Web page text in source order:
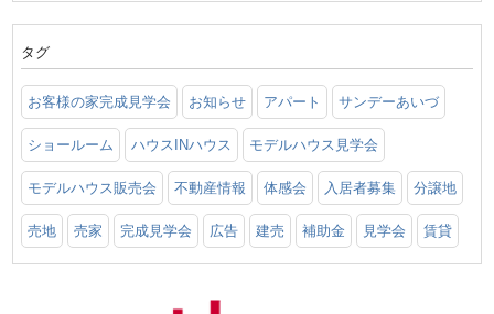
タグ
お客様の家完成見学会 お知らせ アパート サンデーあいづ
ショールーム ハウスINハウス モデルハウス見学会
モデルハウス販売会 不動産情報 体感会 入居者募集 分譲地
売地 売家 完成見学会 広告 建売 補助金 見学会 賃貸